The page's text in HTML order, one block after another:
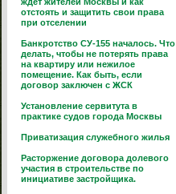
отстоять и защитить свои права
при отселении
Банкротство СУ-155 началось. Что
делать, чтобы не потерять права
на квартиру или нежилое
помещение. Как быть, если
договор заключен с ЖСК
Установление сервитута в
практике судов города Москвы
Приватизация служебного жилья
Расторжение договора долевого
участия в строительстве по
инициативе застройщика.